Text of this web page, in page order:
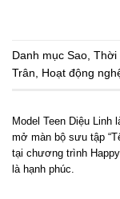
Danh mục Sao, Thời
Trân, Hoạt động
Model Teen Diệu Linh
mở màn bộ sưu tập
tại chương trình
là hạnh phúc.